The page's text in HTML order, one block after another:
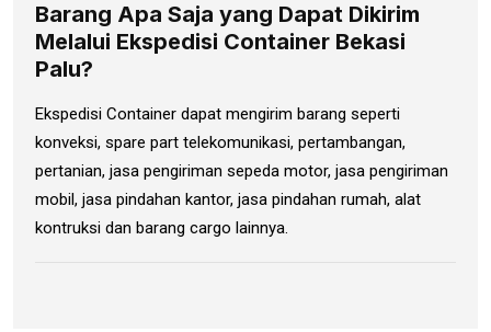
Barang Apa Saja yang Dapat Dikirim
Melalui Ekspedisi Container Bekasi
Palu?
Ekspedisi Container dapat mengirim barang seperti
konveksi, spare part telekomunikasi, pertambangan,
pertanian, jasa pengiriman sepeda motor, jasa pengiriman
mobil, jasa pindahan kantor, jasa pindahan rumah, alat
kontruksi dan barang cargo lainnya.